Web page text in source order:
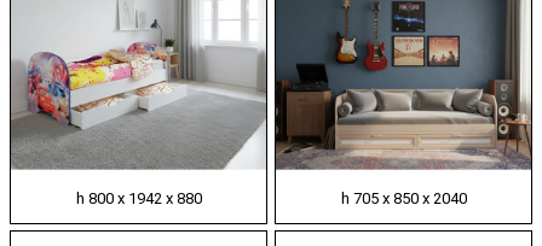
h 800 х 1942 х 880 h 705 х 850 х 2040